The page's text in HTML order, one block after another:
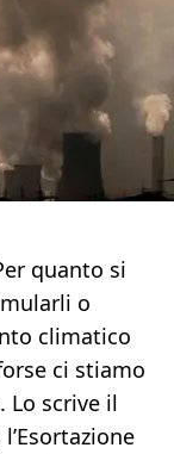
quanto si
o
climatico
ci stiamo
Lo scrive il
l’Esortazione